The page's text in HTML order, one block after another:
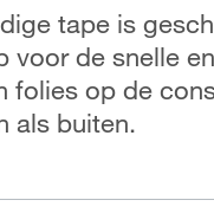
tape is
voor de snelle
folies op de
als buiten.